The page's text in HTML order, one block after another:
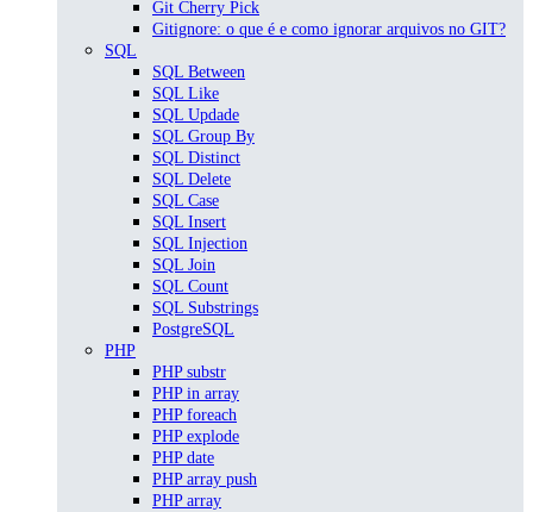
Git Cherry Pick
Gitignore: o que é e como ignorar arquivos no GIT?
SQL
SQL Between
SQL Like
SQL Updade
SQL Group By
SQL Distinct
SQL Delete
SQL Case
SQL Insert
SQL Injection
SQL Join
SQL Count
SQL Substrings
PostgreSQL
PHP
PHP substr
PHP in array
PHP foreach
PHP explode
PHP date
PHP array push
PHP array